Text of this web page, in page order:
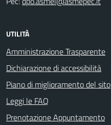
UTILITÀ
Amministrazione Trasparente
Dichiarazione di accessibilità
Piano di miglioramento del sito
Leggi le FAQ
Prenotazione Appuntamento